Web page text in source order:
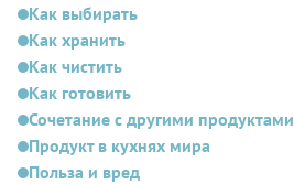
Как выбирать
Как хранить
Как чистить
Как готовить
Сочетание с другими продуктами
Продукт в кухнях мира
Польза и вред